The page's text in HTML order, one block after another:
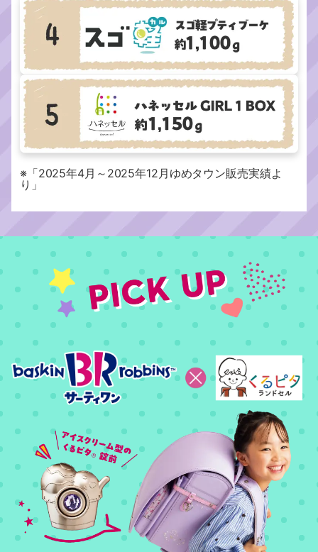
※「2025年4月～2025年12月ゆめタウン販売実績よ
り」